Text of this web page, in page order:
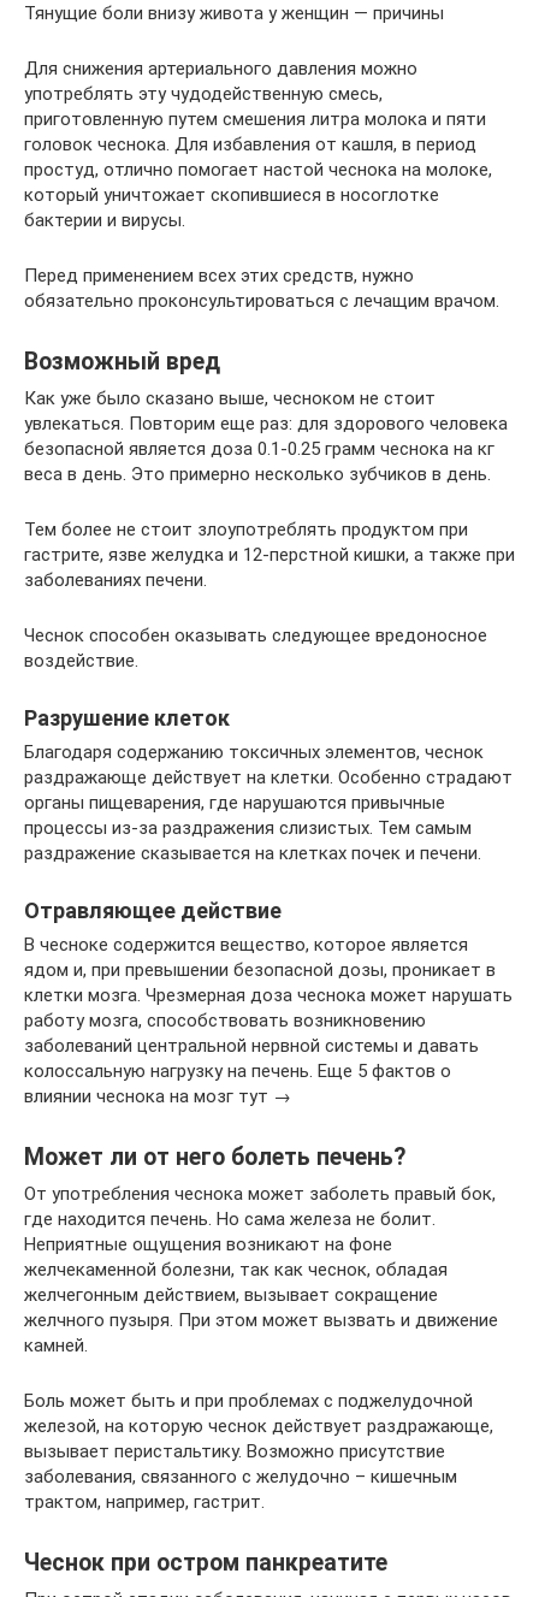
Тянущие боли внизу живота у женщин — причины
Для снижения артериального давления можно
употреблять эту чудодейственную смесь,
приготовленную путем смешения литра молока и пяти
головок чеснока. Для избавления от кашля, в период
простуд, отлично помогает настой чеснока на молоке,
который уничтожает скопившиеся в носоглотке
бактерии и вирусы.
Перед применением всех этих средств, нужно
обязательно проконсультироваться с лечащим врачом.
Возможный вред
Как уже было сказано выше, чесноком не стоит
увлекаться. Повторим еще раз: для здорового человека
безопасной является доза 0.1-0.25 грамм чеснока на кг
веса в день. Это примерно несколько зубчиков в день.
Тем более не стоит злоупотреблять продуктом при
гастрите, язве желудка и 12-перстной кишки, а также при
заболеваниях печени.
Чеснок способен оказывать следующее вредоносное
воздействие.
Разрушение клеток
Благодаря содержанию токсичных элементов, чеснок
раздражающе действует на клетки. Особенно страдают
органы пищеварения, где нарушаются привычные
процессы из-за раздражения слизистых. Тем самым
раздражение сказывается на клетках почек и печени.
Отравляющее действие
В чесноке содержится вещество, которое является
ядом и, при превышении безопасной дозы, проникает в
клетки мозга. Чрезмерная доза чеснока может нарушать
работу мозга, способствовать возникновению
заболеваний центральной нервной системы и давать
колоссальную нагрузку на печень. Еще 5 фактов о
влиянии чеснока на мозг тут →
Может ли от него болеть печень?
От употребления чеснока может заболеть правый бок,
где находится печень. Но сама железа не болит.
Неприятные ощущения возникают на фоне
желчекаменной болезни, так как чеснок, обладая
желчегонным действием, вызывает сокращение
желчного пузыря. При этом может вызвать и движение
камней.
Боль может быть и при проблемах с поджелудочной
железой, на которую чеснок действует раздражающе,
вызывает перистальтику. Возможно присутствие
заболевания, связанного с желудочно – кишечным
трактом, например, гастрит.
Чеснок при остром панкреатите